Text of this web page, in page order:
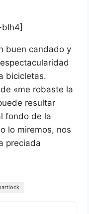
blh4]
buen candado y
bicicletas.
«me robaste la
resultar
fondo de la
lo miremos, nos
preciada